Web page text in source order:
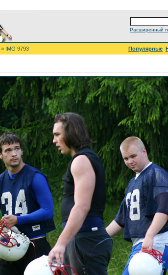
Расширенный
» IMG 9793 Популярные